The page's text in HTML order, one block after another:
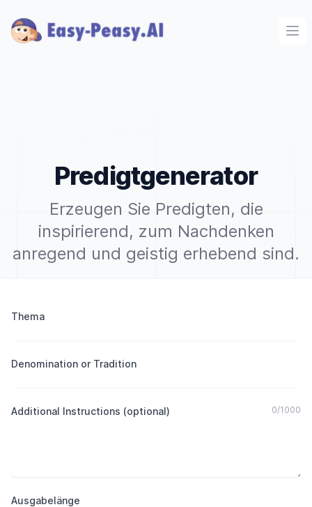
Predigtgenerator
Erzeugen Sie Predigten, die
inspirierend, zum Nachdenken
anregend und geistig erhebend sind.
Thema
Denomination or Tradition
Additional Instructions (optional) 0/1000
Ausgabelänge